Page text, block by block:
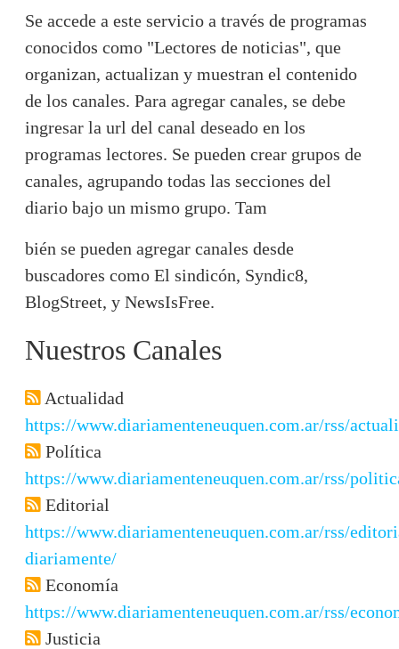
Se accede a este servicio a través de programas
conocidos como "Lectores de noticias", que
organizan, actualizan y muestran el contenido
de los canales. Para agregar canales, se debe
ingresar la url del canal deseado en los
programas lectores. Se pueden crear grupos de
canales, agrupando todas las secciones del
diario bajo un mismo grupo. Tam
bién se pueden agregar canales desde
buscadores como El sindicón, Syndic8,
BlogStreet, y NewsIsFree.
Nuestros Canales
Actualidad
https://www.diariamenteneuquen.com.ar/rss/
Política
https://www.diariamenteneuquen.com.ar/rss/
Editorial
https://www.diariamenteneuquen.com.ar/rss/
diariamente/
Economía
https://www.diariamenteneuquen.com.ar/rss/
Justicia